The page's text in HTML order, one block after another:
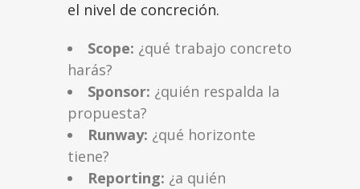
el nivel de concreción.
Scope: ¿qué trabajo concreto
harás?
Sponsor: ¿quién respalda la
propuesta?
Runway: ¿qué horizonte
tiene?
Reporting: ¿a quién